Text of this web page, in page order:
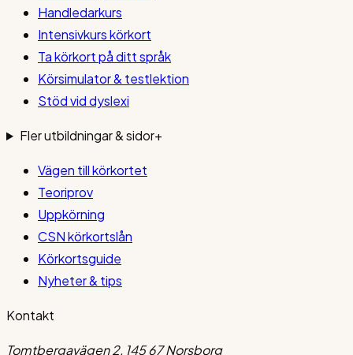
Handledarkurs
Intensivkurs körkort
Ta körkort på ditt språk
Körsimulator & testlektion
Stöd vid dyslexi
Fler utbildningar & sidor+
Vägen till körkortet
Teoriprov
Uppkörning
CSN körkortslån
Körkortsguide
Nyheter & tips
Kontakt
Tomtbergavägen 2, 145 67 Norsborg